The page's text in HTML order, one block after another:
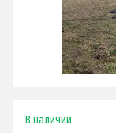
В наличии